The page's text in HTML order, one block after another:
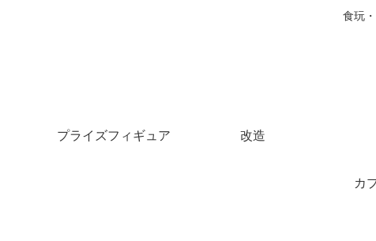
食玩
プライズフィギュア 改造
カ